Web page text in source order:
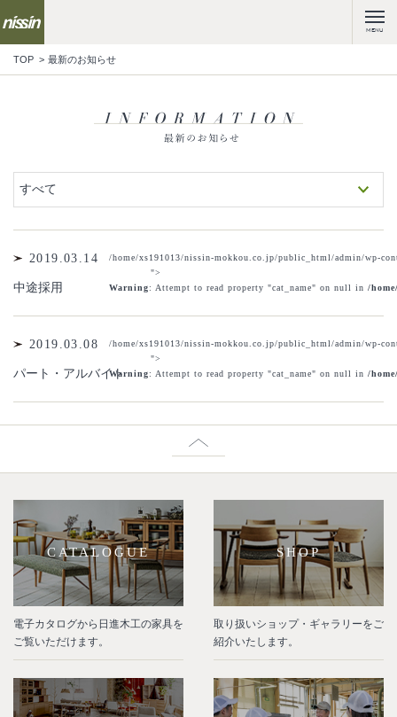
MENU
TOP 最新のお知らせ
すべて
2019.03.14
/home/xs191013/nissin-mokkou.co.jp/public_html/admin/wp-
">
Warning: Attempt to read property "cat_name" on null in /
中途採用
2019.03.08
/home/xs191013/nissin-mokkou.co.jp/public_html/admin/wp-
">
Warning: Attempt to read property "cat_name" on null in /
パート・アルバイト
CATALOGUE
電子カタログから日進木工の家具を
ご覧いただけます。
SHOP
取り扱いショップ・ギャラリーをご
紹介いたします。